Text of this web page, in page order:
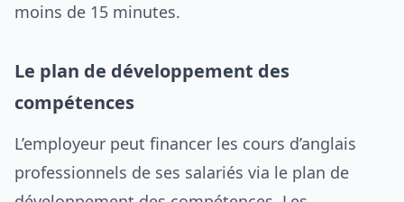
moins de 15 minutes.
Le plan de développement des
compétences
L’employeur peut financer les cours d’anglais
professionnels de ses salariés via le plan de